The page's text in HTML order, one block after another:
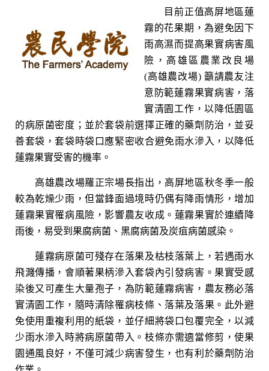
目前正值高屏地區蓮
霧的花果期，為避免因下
雨高濕而提高果實病害風
險，高雄區農業改良場
(高雄農改場) 籲請農友注
意防範蓮霧果實病害，落
實清園工作，以降低園區
的病原菌密度；並於套袋前選擇正確的藥劑防治，並妥
善套袋，套袋時袋口應緊密收合避免雨水滲入，以降低
蓮霧果實受害的機率。
高雄農改場羅正宗場長指出，高屏地區秋冬季一般
較為乾燥少雨，但當鋒面過境時仍偶有降雨情形，增加
蓮霧果實罹病風險，影響農友收成。蓮霧果實於連續降
雨後，易受到果腐病菌、黑腐病菌及炭疽病菌感染。
蓮霧病原菌可殘存在落果及枯枝落葉上，若遇雨水
飛濺傳播，會順著果柄滲入套袋內引發病害。果實受感
染後又可產生大量孢子，為防範蓮霧病害，農友務必落
實清園工作，隨時清除罹病枝條、落葉及落果。此外避
免使用重複利用的紙袋，並仔細將袋口包覆完全，以減
少雨水滲入時將病原菌帶入。枝條亦需適當修剪，使果
園通風良好，不僅可減少病害發生，也有利於藥劑防治